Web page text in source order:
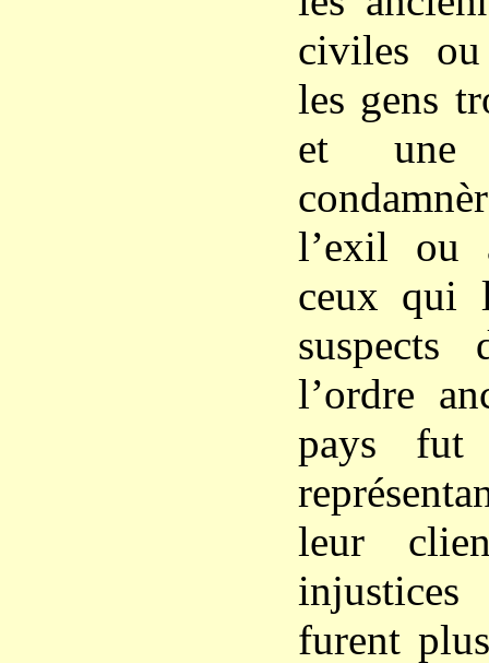
civiles
les gens
et une
l’exil ou
ceux qui
suspects
l’ordre
pays
leur
furent